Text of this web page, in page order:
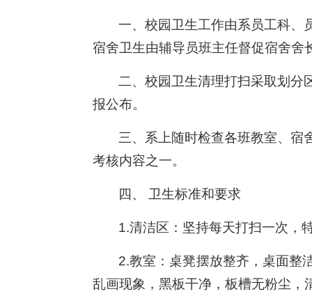
一、校园卫生工作由系员工科、
宿舍卫生由辅导员班主任督促宿舍舍
二、校园卫生清理打扫采取划分
报公布。
三、系上随时检查各班教室、宿
考核内容之一。
四、 卫生标准和要求
1.清洁区：坚持每天打扫一次，
2.教室：桌凳摆放整齐，桌面整
乱画现象，黑板干净，板槽无粉尘，